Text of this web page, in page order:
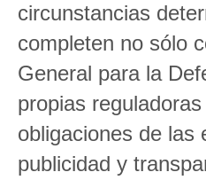
circunstancias
completen no sólo
General para la
propias
obligaciones de las
publicidad y